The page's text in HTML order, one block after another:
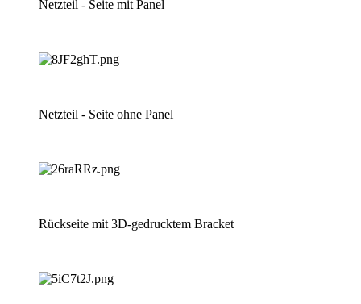
Netzteil - Seite mit Panel
Netzteil - Seite ohne Panel
Rückseite mit 3D-gedrucktem Bracket